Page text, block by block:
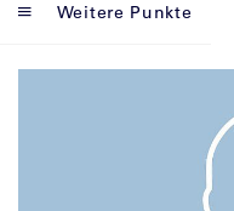
Weitere Punkte